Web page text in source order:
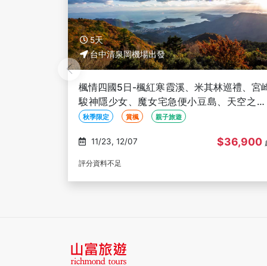
5天
台中清泉岡機場出發
【星光燦爛Ｘ高松物語】四國雙鐵道5日｜
予灘&千年物語．秘境祖谷．台中出發｜高
進出雙溫泉
遊船 鐵道 在地文化體驗
08/24, 10/05 $49,900
評分資料不足